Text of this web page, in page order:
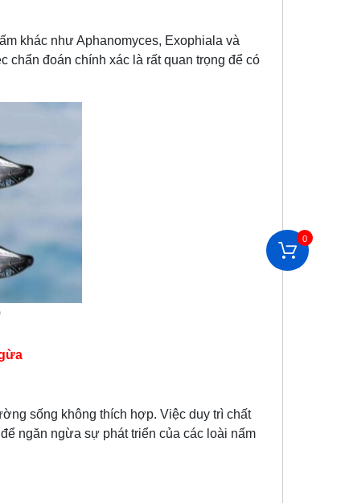
khác như Aphanomyces, Exophiala và
chẩn đoán chính xác là rất quan trọng để có
sống không thích hợp. Việc duy trì chất
ngăn ngừa sự phát triển của các loài nấm
0